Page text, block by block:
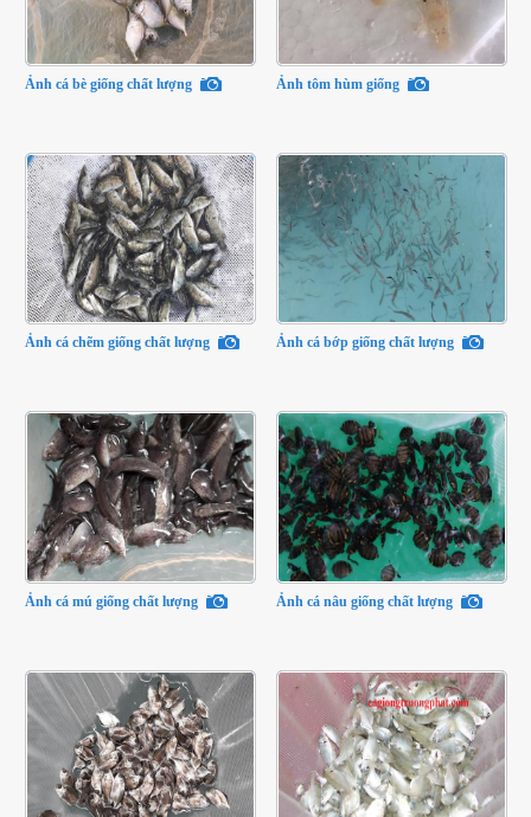
Ảnh cá bè giống chất lượng Ảnh tôm hùm giống
Ảnh cá chẽm giống chất lượng Ảnh cá bớp giống chất lượng
Ảnh cá mú giống chất lượng Ảnh cá nâu giống chất lượng